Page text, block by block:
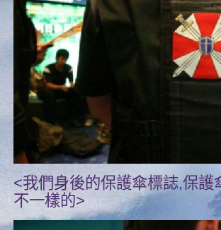
<我們身後的保護傘標誌,保
不一樣的>